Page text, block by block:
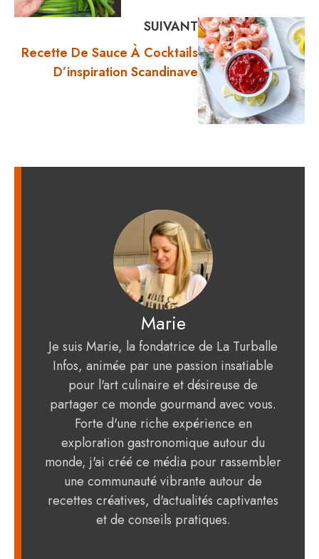
SUIVANT
Recette De Sauce À Cocktails
D’inspiration Scandinave
Marie
Je suis Marie, la fondatrice de La Turballe
Infos, animée par une passion insatiable
pour l'art culinaire et désireuse de
partager ce monde gourmand avec vous.
Forte d'une riche expérience en
exploration gastronomique autour du
monde, j'ai créé ce média pour rassembler
une communauté vibrante autour de
recettes créatives, d'actualités captivantes
et de conseils pratiques.